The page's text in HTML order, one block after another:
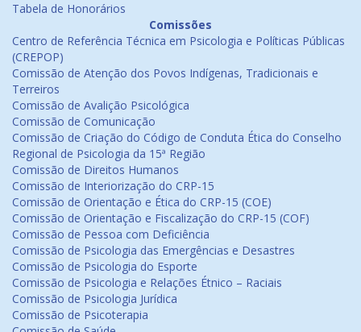
Tabela de Honorários
Comissões
Centro de Referência Técnica em Psicologia e Políticas Públicas
(CREPOP)
Comissão de Atenção dos Povos Indígenas, Tradicionais e
Terreiros
Comissão de Avalição Psicológica
Comissão de Comunicação
Comissão de Criação do Código de Conduta Ética do Conselho
Regional de Psicologia da 15ª Região
Comissão de Direitos Humanos
Comissão de Interiorização do CRP-15
Comissão de Orientação e Ética do CRP-15 (COE)
Comissão de Orientação e Fiscalização do CRP-15 (COF)
Comissão de Pessoa com Deficiência
Comissão de Psicologia das Emergências e Desastres
Comissão de Psicologia do Esporte
Comissão de Psicologia e Relações Étnico – Raciais
Comissão de Psicologia Jurídica
Comissão de Psicoterapia